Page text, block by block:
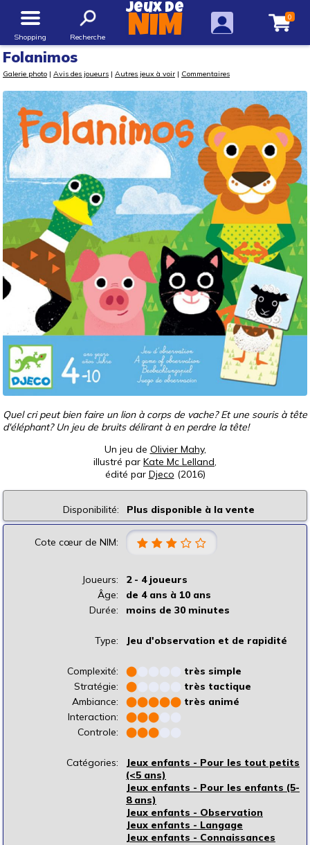
Shopping Recherche
Jeux de
NIM 0
Folanimos
Galerie photo | Avis des joueurs | Autres jeux à voir | Commentaires
Quel cri peut bien faire un lion à corps de vache? Et une souris à tête
d'éléphant? Un jeu de bruits délirant à en perdre la tête!
Un jeu de Olivier Mahy,
illustré par Kate Mc Lelland,
édité par Djeco (2016)
Disponibilité: Plus disponible à la vente
Cote cœur de NIM:
Joueurs:
2 - 4 joueurs
Âge:
de 4 ans à 10 ans
Durée:
moins de 30 minutes
Type: Jeu d'observation et de rapidité
Complexité: ⬤
très simple
Stratégie:
⬤
très tactique
Ambiance:
⬤⬤⬤⬤⬤ très animé
Interaction:
⬤⬤⬤
Controle:
⬤⬤⬤
Catégories:
Jeux enfants - Pour les tout petits
(<5 ans)
Jeux enfants - Pour les enfants (5-
8 ans)
Jeux enfants - Observation
Jeux enfants - Langage
Jeux enfants - Connaissances